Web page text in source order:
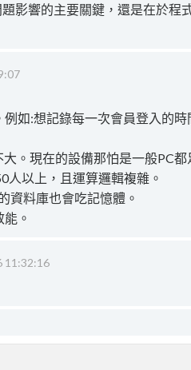
影響的主要關鍵，還是在於程
如:想記錄每一次會員登入的時
。現在的設備那怕是一般PC
人以上，且運算邏輯複雜。
資料庫也會吃記憶體。
。
11:32:16